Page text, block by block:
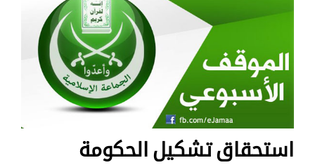
استحقاق تشكيل الحكومة